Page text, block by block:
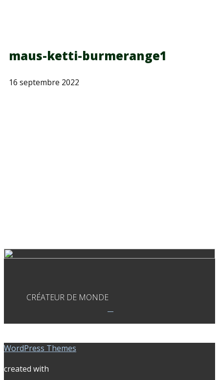
maus-ketti-burmerange1
16 septembre 2022
CRÉATEUR DE MONDE
WordPress Themes
created with